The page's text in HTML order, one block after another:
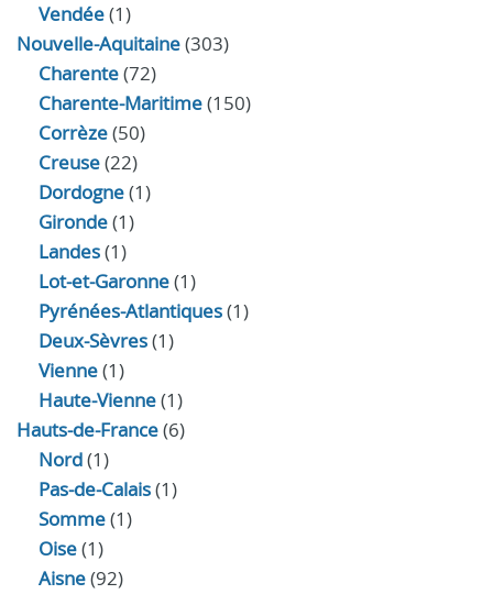
Vendée(1)
Nouvelle-Aquitaine(303)
Charente(72)
Charente-Maritime(150)
Corrèze(50)
Creuse(22)
Dordogne(1)
Gironde(1)
Landes(1)
Lot-et-Garonne(1)
Pyrénées-Atlantiques(1)
Deux-Sèvres(1)
Vienne(1)
Haute-Vienne(1)
Hauts-de-France(6)
Nord(1)
Pas-de-Calais(1)
Somme(1)
Oise(1)
Aisne(92)